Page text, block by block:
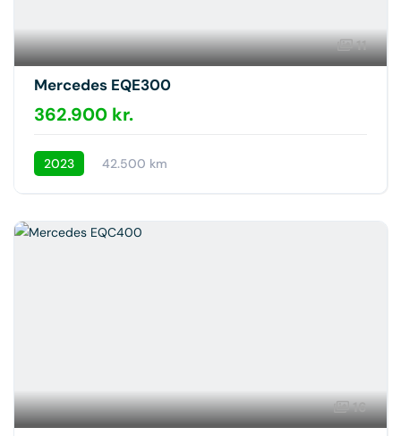
11
Mercedes EQE300
362.900 kr.
2023 42.500 km
16